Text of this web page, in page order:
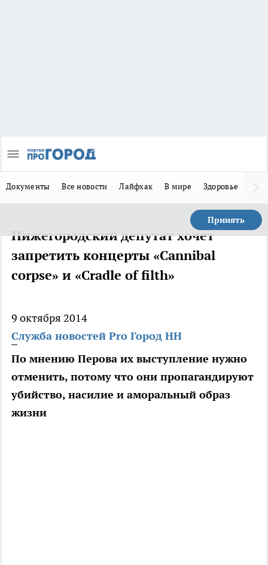
Документы Все новости Лайфхак В мире Здоровье
Принять
Нижегородский депутат хочет
запретить концерты «Cannibal
corpse» и «Cradle of filth»
9 октября 2014
Служба новостей Pro Город НН
По мнению Перова их выступление нужно
отменить, потому что они пропагандируют
убийство, насилие и аморальный образ
жизни